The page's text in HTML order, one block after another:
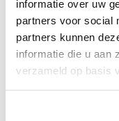
informatie over uw
partners voor social
partners kunnen
informatie die u aan
verzameld op basis